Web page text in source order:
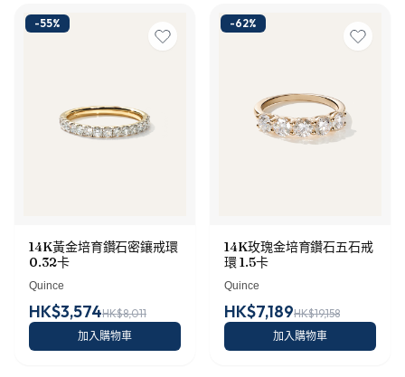
-55%
14K黃金培育鑽石密鑲戒環
0.32卡
Quince
HK$3,574HK$8,011
加入購物車
-62%
14K玫瑰金培育鑽石五石戒
環 1.5卡
Quince
HK$7,189HK$19,158
加入購物車